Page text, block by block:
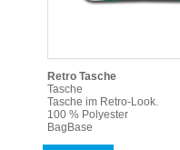
Retro Tasche
Tasche
Tasche im Retro-Look.
100 % Polyester
BagBase